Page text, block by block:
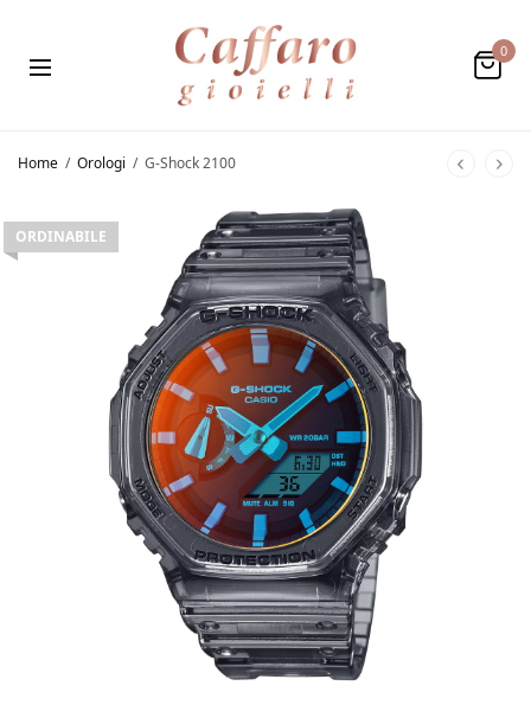
0
Home / Orologi / G-Shock 2100
ORDINABILE